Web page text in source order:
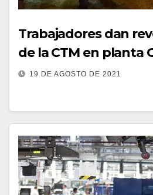
Trabajadores dan
de la CTM en planta
19 DE AGOSTO DE 2021